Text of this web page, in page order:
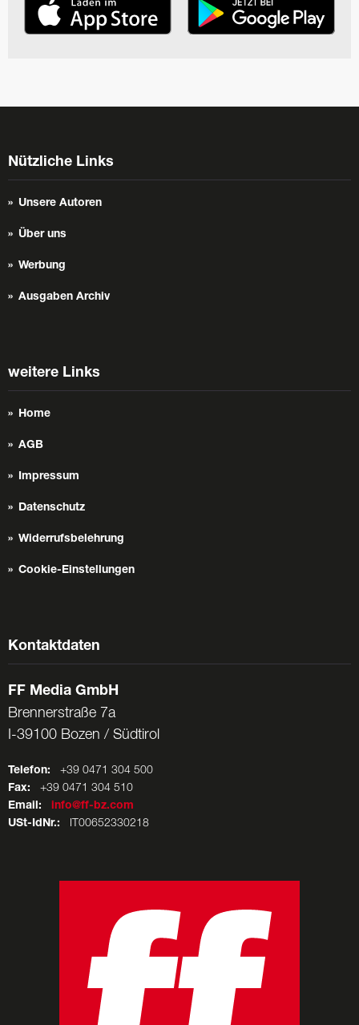
Nützliche Links
Unsere Autoren
Über uns
Werbung
Ausgaben Archiv
weitere Links
Home
AGB
Impressum
Datenschutz
Widerrufsbelehrung
Cookie-Einstellungen
Kontaktdaten
FF Media GmbH
Brennerstraße 7a
I-39100 Bozen / Südtirol
Telefon: +39 0471 304 500
Fax: +39 0471 304 510
Email:
info@ff-bz.com
USt-IdNr.: IT00652330218